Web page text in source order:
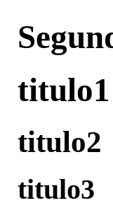
titulo1
titulo2
titulo3